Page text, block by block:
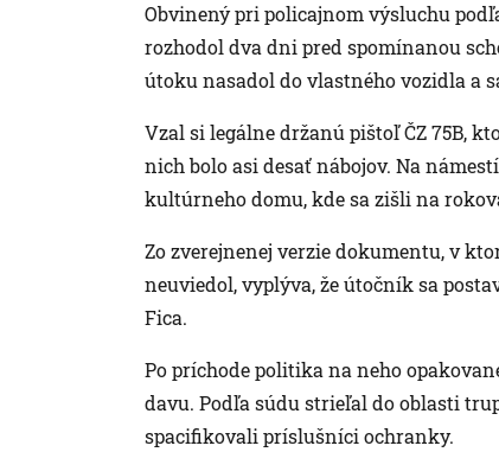
Obvinený pri policajnom výsluchu
rozhodol dva dni pred spomínanou
útoku nasadol do vlastného vozidla a
Vzal si legálne držanú pištoľ ČZ 75B,
nich bolo asi desať nábojov. Na
kultúrneho domu, kde sa zišli na
Zo zverejnenej verzie dokumentu, v
neuviedol, vyplýva, že útočník sa
Fica.
Po príchode politika na neho
davu. Podľa súdu strieľal do oblasti
spacifikovali príslušníci ochranky.